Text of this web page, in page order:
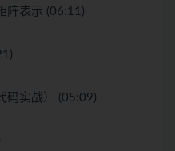
阵表示 (06:11)
码实战） (05:09)